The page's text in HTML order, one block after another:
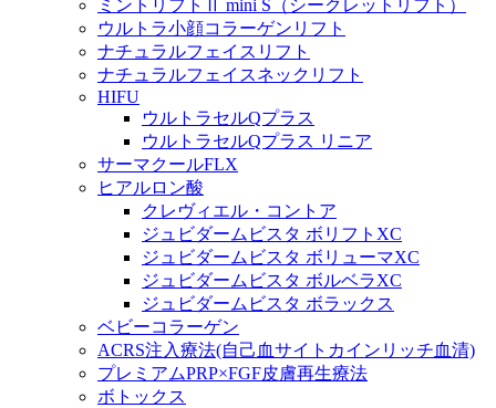
ミントリフトⅡ mini S（シークレットリフト）
ウルトラ小顔コラーゲンリフト
ナチュラルフェイスリフト
ナチュラルフェイスネックリフト
HIFU
ウルトラセルQプラス
ウルトラセルQプラス リニア
サーマクールFLX
ヒアルロン酸
クレヴィエル・コントア
ジュビダームビスタ ボリフトXC
ジュビダームビスタ ボリューマXC
ジュビダームビスタ ボルベラXC
ジュビダームビスタ ボラックス
ベビーコラーゲン
ACRS注入療法(自己血サイトカインリッチ血清)
プレミアムPRP×FGF皮膚再生療法
ボトックス